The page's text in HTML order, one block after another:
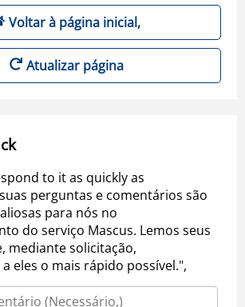
Voltar à página inicial,
Atualizar página
to it as quickly as
perguntas e comentários são
para nós no
do serviço Mascus. Lemos seus
mediante solicitação,
eles o mais rápido possível.",